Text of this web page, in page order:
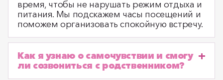
время, чтобы не нарушать режим отдыха и
питания. Мы подскажем часы посещений и
поможем организовать спокойную встречу.
Как я узнаю о самочувствии и смогу
ли созвониться с родственником?